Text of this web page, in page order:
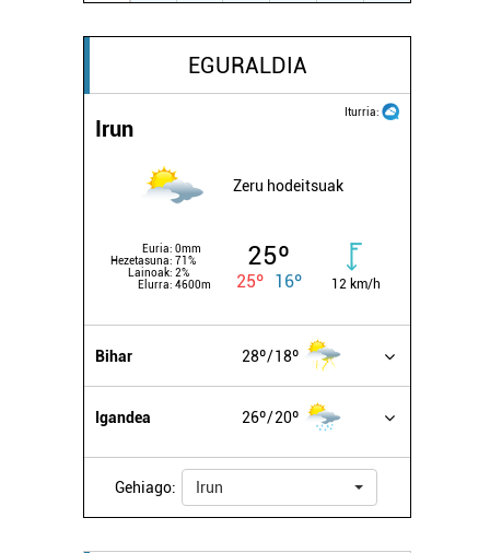
EGURALDIA
Iturria:
Irun
Zeru hodeitsuak
Euria: 0mm
Hezetasuna: 71%
Lainoak: 2%
Elurra: 4600m
25º
25º 16º 12 km/h
Bihar 28º 18º
Igandea 26º 20º
Gehiago: Irun